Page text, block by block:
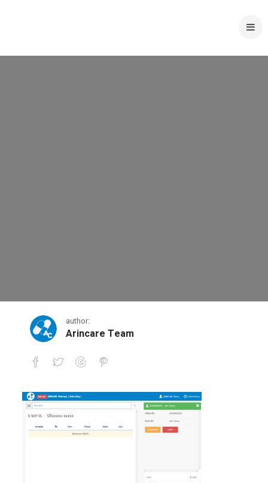
author:
Arincare Team
1